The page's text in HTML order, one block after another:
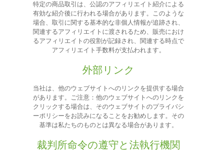
特定の商品取引は、公認のアフィリエイト紹介による
有効な紹介後に行われる場合があります。このような
場合、取引に関する基本的な非個人情報が追跡され、
関連するアフィリエイトに渡されるため、販売におけ
るアフィリエイトの役割が記録され、関連する時点で
アフィリエイト手数料が支払われます。
外部リンク
当社は、他のウェブサイトへのリンクを提供する場合
があります。ご注意：他のウェブサイトへのリンクを
クリックする場合は、そのウェブサイトのプライバシ
ーポリシーをお読みになることをお勧めします。その
基準は私たちのものとは異なる場合があります。
裁判所命令の遵守と法執行機関